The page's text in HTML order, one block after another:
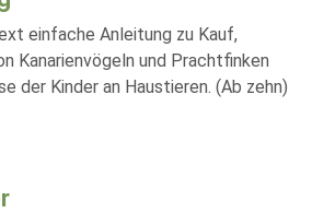
einfache Anleitung zu Kauf,
Kanarienvögeln und Prachtfinken
der Kinder an Haustieren. (Ab zehn)